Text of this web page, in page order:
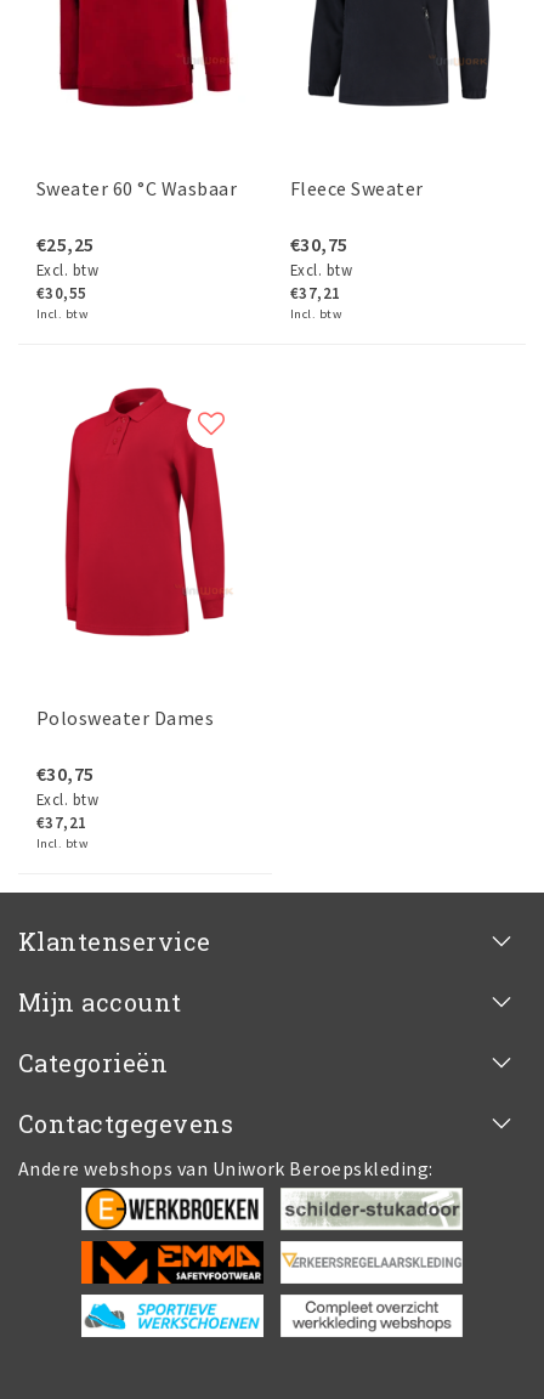
Sweater 60 °C Wasbaar
€25,25
Excl. btw
€30,55
Incl. btw
Fleece Sweater
€30,75
Excl. btw
€37,21
Incl. btw
Polosweater Dames
€30,75
Excl. btw
€37,21
Incl. btw
Klantenservice
Mijn account
Categorieën
Contactgegevens
Andere webshops van Uniwork Beroepskleding: